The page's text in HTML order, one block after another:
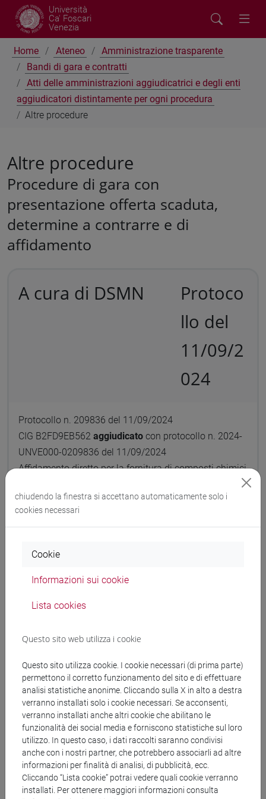
Università
Ca' Foscari
Venezia
Home Ateneo
Amministrazione trasparente
Bandi di gara e contratti
Atti delle amministrazioni aggiudicatrici e degli enti
aggiudicatori distintamente per ogni procedura
Altre procedure
Altre procedure
Procedure di gara con
presentazione offerta scaduta,
determine a contrarre e di
affidamento
A cura di DSMN
Protoco
llo del
11/09/2
024
Protocollo n. 209836 del 11/09/2024
CIG B2FD9EB562 aggiudicatocon protocollo n. 2024-
UNVE000-0209836 del 11/09/2024
Affidamento diretto per la fornitura di composti chimici
Scadenza: 09/09/2024
Documenti collegati al
bando
Banca Dati Nazionale dei Contratti Pubblici
Torna all'elenco dei bandi
chiudendo la finestra si accettano automaticamente solo i
cookies necessari
Cookie
Informazioni sui cookie
Lista cookies
Questo sito web utilizza i cookie
Questo sito utilizza cookie. I cookie necessari (di prima parte)
permettono il corretto funzionamento del sito e di effettuare
analisi statistiche anonime. Cliccando sulla X in alto a destra
verranno installati solo i cookie necessari. Se acconsenti,
verranno installati anche altri cookie che abilitano le
funzionalità dei social media e forniscono statistiche sul loro
utilizzo. In questo caso, i dati raccolti saranno condivisi
anche con i nostri partner, che potrebbero associarli ad altre
informazioni per finalità di analisi, di pubblicità, ecc.
Cliccando “Lista cookie” potrai vedere quali cookie verranno
installati. Per ottenere maggiori informazioni consulta